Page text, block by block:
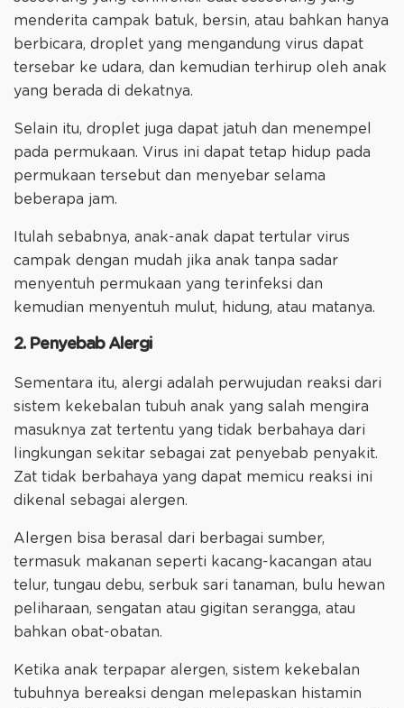
menderita campak batuk, bersin, atau bahkan hanya
berbicara, droplet yang mengandung virus dapat
tersebar ke udara, dan kemudian terhirup oleh anak
yang berada di dekatnya.
Selain itu, droplet juga dapat jatuh dan menempel
pada permukaan. Virus ini dapat tetap hidup pada
permukaan tersebut dan menyebar selama
beberapa jam.
Itulah sebabnya, anak-anak dapat tertular virus
campak dengan mudah jika anak tanpa sadar
menyentuh permukaan yang terinfeksi dan
kemudian menyentuh mulut, hidung, atau matanya.
2. Penyebab Alergi
Sementara itu, alergi adalah perwujudan reaksi dari
sistem kekebalan tubuh anak yang salah mengira
masuknya zat tertentu yang tidak berbahaya dari
lingkungan sekitar sebagai zat penyebab penyakit.
Zat tidak berbahaya yang dapat memicu reaksi ini
dikenal sebagai alergen.
Alergen bisa berasal dari berbagai sumber,
termasuk makanan seperti kacang-kacangan atau
telur, tungau debu, serbuk sari tanaman, bulu hewan
peliharaan, sengatan atau gigitan serangga, atau
bahkan obat-obatan.
Ketika anak terpapar alergen, sistem kekebalan
tubuhnya bereaksi dengan melepaskan histamin